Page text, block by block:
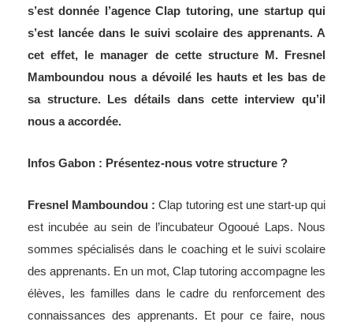
s’est donnée l’agence Clap tutoring, une startup qui
s’est lancée dans le suivi scolaire des apprenants. A
cet effet, le manager de cette structure M. Fresnel
Mamboundou nous a dévoilé les hauts et les bas de
sa structure. Les détails dans cette interview qu’il
nous a accordée.
Infos Gabon : Présentez-nous votre structure ?
Fresnel Mamboundou :Clap tutoring est une start-up qui
est incubée au sein de l’incubateur Ogooué Laps. Nous
sommes spécialisés dans le coaching et le suivi scolaire
des apprenants. En un mot, Clap tutoring accompagne les
élèves, les familles dans le cadre du renforcement des
connaissances des apprenants. Et pour ce faire, nous